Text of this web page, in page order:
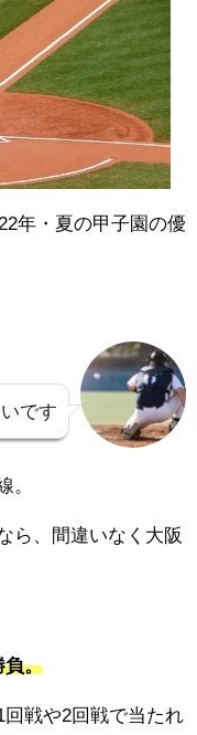
年・夏の甲子園の優
です
。
ら、間違いなく大阪
負。
戦や2回戦で当たれ